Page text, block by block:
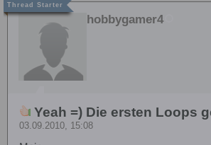
hobbygamer4
Yeah =) Die ersten Loops
03.09.2010, 15:08